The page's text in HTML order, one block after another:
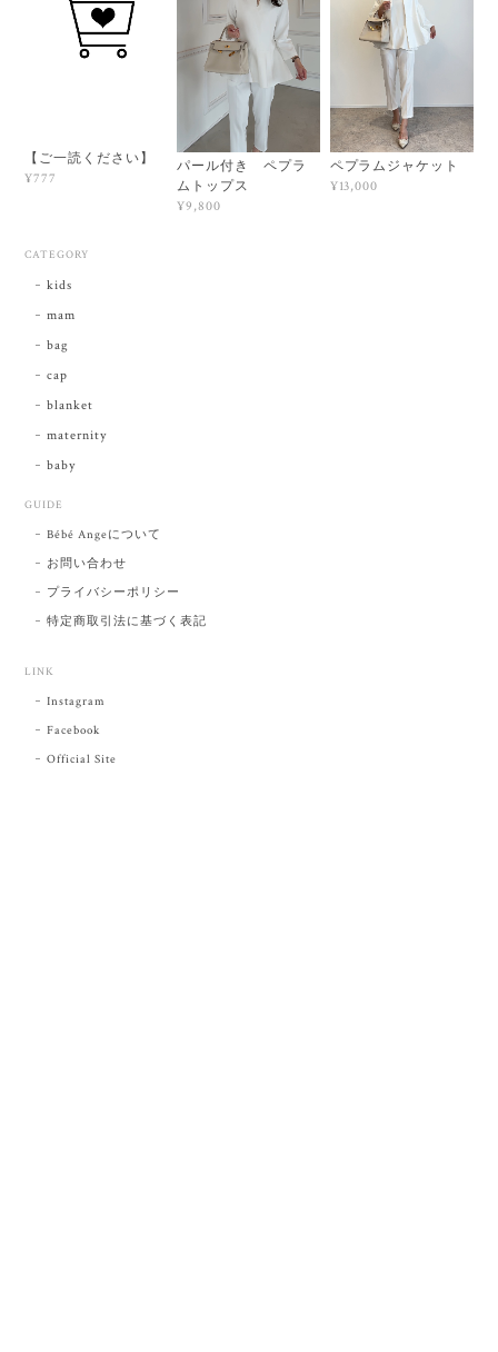
【ご一読ください】
¥777
パール付き ペプラ
ムトップス
¥9,800
ペプラムジャケット
¥13,000
CATEGORY
kids
mam
bag
cap
blanket
maternity
baby
GUIDE
Bébé Angeについて
お問い合わせ
プライバシーポリシー
特定商取引法に基づく表記
LINK
Instagram
Facebook
Official Site